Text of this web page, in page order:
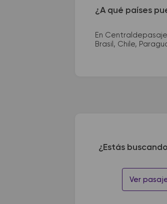
¿A qué países
En
Brasil, Chile,
¿Estás
Ver